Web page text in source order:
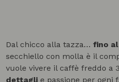
Dal chicco alla tazza… fino
secchiello con molla è il
vuole vivere il caffè freddo a
dettagli e passione per ogni